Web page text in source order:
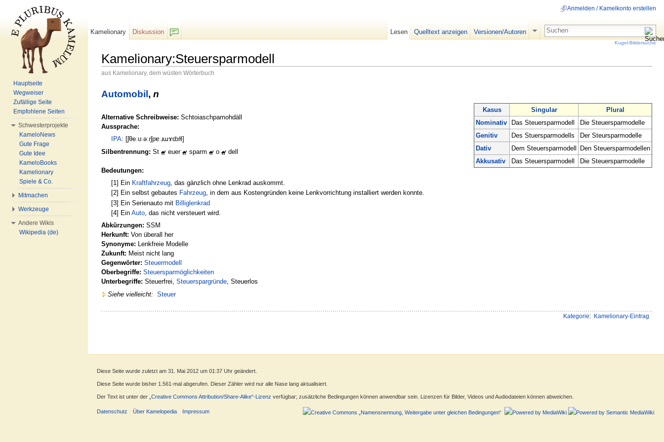
Kamelionary:Steuersparmodell
aus Kamelionary, dem wüsten Wörterbuch
Automobil , n
Kasus Singular
Plural
Nominativ
Das Steuersparmodell
Die Steuersparmodelle
Genitiv
Des Stuersparmodells
Der Steursparmodelle
Dativ
Dem Steuersparmodell
Den Steuersparmodellen
Akkusativ
Das Steuersparmodell Die Steuersparmodelle
Alternative Schreibweise: Schtoiaschpamohdäll
Aussprache:
IPA: [ʃθeːʊːəːɾʃpɐːɹɯɤɗɜɫl]
Silbentrennung: St euer sparm o dell
Bedeutungen:
[1] Ein Kraftfahrzeug, das gänzlich ohne Lenkrad auskommt.
[2] Ein selbst gebautes Fahrzeug, in dem aus Kostengründen keine Lenkvorrichtung installiert werden konnte.
[3] Ein Serienauto mit Billiglenkrad
[4] EinAuto , das nicht versteuert wird.
Abkürzungen: SSM
Herkunft: Von überall her
Synonyme: Lenkfreie Modelle
Zukunft: Meist nicht lang
Gegenwörter: Steuermodell
Oberbegriffe: Steuersparmöglichkeiten
Unterbegriffe: Steuerfrei, Steuerspargründe, Steuerlos
Siehe vielleicht: Steuer
Kategorie: Kamelionary-Eintrag
Anmelden / Kamelkonto erstellen
Kamelionary
Diskussion
Lesen Quelltext anzeigen Versionen/Autoren
Kugel-Bildersuche
Hauptseite
Wegweiser
Zufällige Seite
Empfohlene Seiten
Schwesterprojekte
KameloNews
Gute Frage
Gute Idee
KameloBooks
Kamelionary
Spiele & Co.
Mitmachen
Werkzeuge
Andere Wikis
Wikipedia (de)
Diese Seite wurde zuletzt am 31. Mai 2012 um 01:37 Uhr geändert.
Diese Seite wurde bisher 1.561-mal abgerufen. Dieser Zähler wird nur alle Nase lang aktualisiert.
Der Text ist unter der „Creative Commons Attribution/Share-Alike“-Lizenz verfügbar; zusätzliche Bedingungen können anwendbar sein. Lizenzen für Bilder, Videos und Audiodateien können abweichen.
Datenschutz Über Kamelopedia Impressum